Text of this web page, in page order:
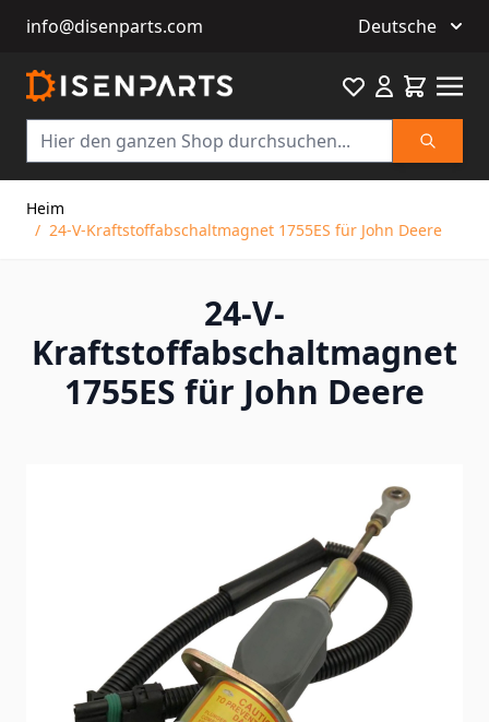
info@disenparts.com Deutsche
Suche
Favourite
Heim
/ 24-V-Kraftstoffabschaltmagnet 1755ES für John Deere
24-V-
Kraftstoffabschaltmagnet
1755ES für John Deere